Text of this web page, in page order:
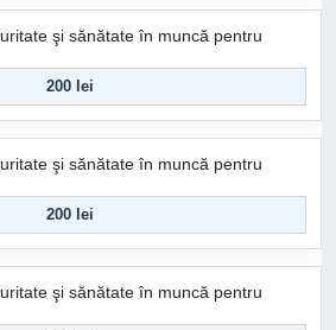
şi sănătate în muncă pentru
200 lei
şi sănătate în muncă pentru
200 lei
şi sănătate în muncă pentru